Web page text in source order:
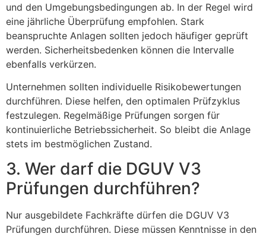
und den Umgebungsbedingungen ab. In der Regel wird
eine jährliche Überprüfung empfohlen. Stark
beanspruchte Anlagen sollten jedoch häufiger geprüft
werden. Sicherheitsbedenken können die Intervalle
ebenfalls verkürzen.
Unternehmen sollten individuelle Risikobewertungen
durchführen. Diese helfen, den optimalen Prüfzyklus
festzulegen. Regelmäßige Prüfungen sorgen für
kontinuierliche Betriebssicherheit. So bleibt die Anlage
stets im bestmöglichen Zustand.
3. Wer darf die DGUV V3
Prüfungen durchführen?
Nur ausgebildete Fachkräfte dürfen die DGUV V3
Prüfungen durchführen. Diese müssen Kenntnisse in den